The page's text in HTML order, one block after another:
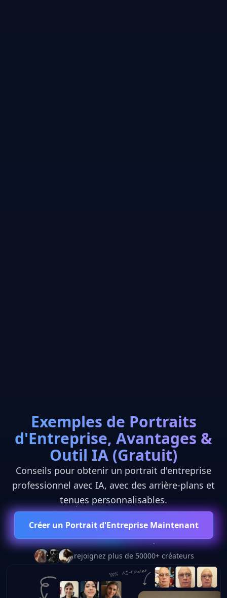
Exemples de Portraits
d'Entreprise, Avantages &
Outil IA (Gratuit)
Conseils pour obtenir un portrait d'entreprise
professionnel avec IA, avec des arrière-plans et
tenues personnalisables.
Créer un Portrait d'Entreprise Maintenant
rejoignez plus de 50000+ créateurs
Close
MODÈLE D'IA RÉVOLUTIONNAIRE
🎬
Seedance 2.0
L'avenir de la génération vidéo par IA est
arrivé.
Plus rapide. Plus intelligent. Plus créatif que
jamais.